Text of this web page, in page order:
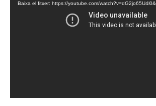
vídeo
Baixa el fitxer: https://youtube.com/